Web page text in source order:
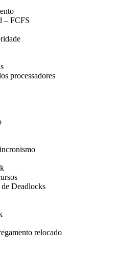
FCFS
Deadlocks
relocado